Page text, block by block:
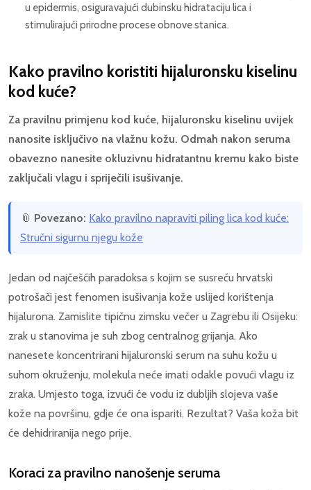
u epidermis, osiguravajući dubinsku hidrataciju lica i
stimulirajući prirodne procese obnove stanica.
Kako pravilno koristiti hijaluronsku kiselinu
kod kuće?
Za pravilnu primjenu kod kuće, hijaluronsku kiselinu uvijek
nanosite isključivo na vlažnu kožu. Odmah nakon seruma
obavezno nanesite okluzivnu hidratantnu kremu kako biste
zaključali vlagu i spriječili isušivanje.
📎 Povezano: Kako pravilno napraviti piling lica kod kuće:
Stručni sigurnu njegu kože
Jedan od najčešćih paradoksa s kojim se susreću hrvatski
potrošači jest fenomen isušivanja kože uslijed korištenja
hijalurona. Zamislite tipičnu zimsku večer u Zagrebu ili Osijeku:
zrak u stanovima je suh zbog centralnog grijanja. Ako
nanesete koncentrirani hijaluronski serum na suhu kožu u
suhom okruženju, molekula neće imati odakle povući vlagu iz
zraka. Umjesto toga, izvući će vodu iz dubljih slojeva vaše
kože na površinu, gdje će ona ispariti. Rezultat? Vaša koža bit
će dehidriranija nego prije.
Koraci za pravilno nanošenje seruma